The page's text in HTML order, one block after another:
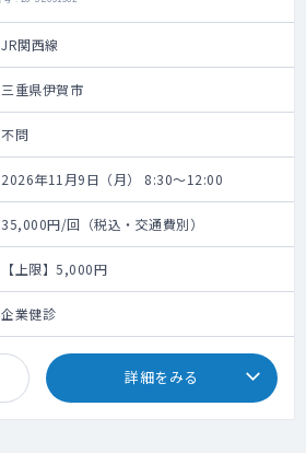
JR関西線
三重県伊賀市
不問
2026年11月9日（月） 8:30～12:00
35,000円/回（税込・交通費別）
【上限】5,000円
企業健診
詳細をみる